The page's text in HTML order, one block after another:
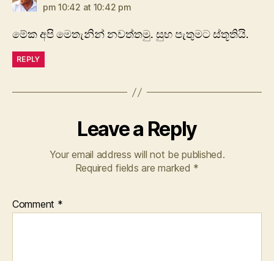
pm 10:42 at 10:42 pm
මේක අපි මෙතැනින් නවත්තමු. සුභ පැතුමට ස්තූතියි.
REPLY
Leave a Reply
Your email address will not be published.
Required fields are marked *
Comment *